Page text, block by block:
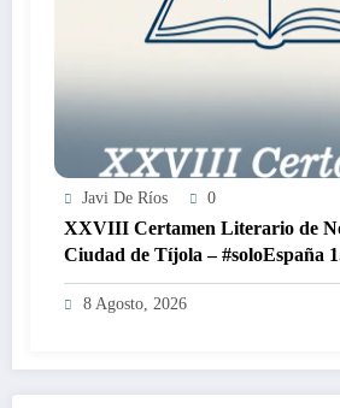
Javi De Ríos 0
XXVIII Certamen Literario de
Ciudad de Tíjola – #soloEspaña
8 Agosto, 2026